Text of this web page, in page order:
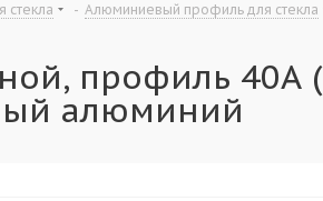
стекла - Алюминиевый профиль для стекла
профиль 40А
алюминий